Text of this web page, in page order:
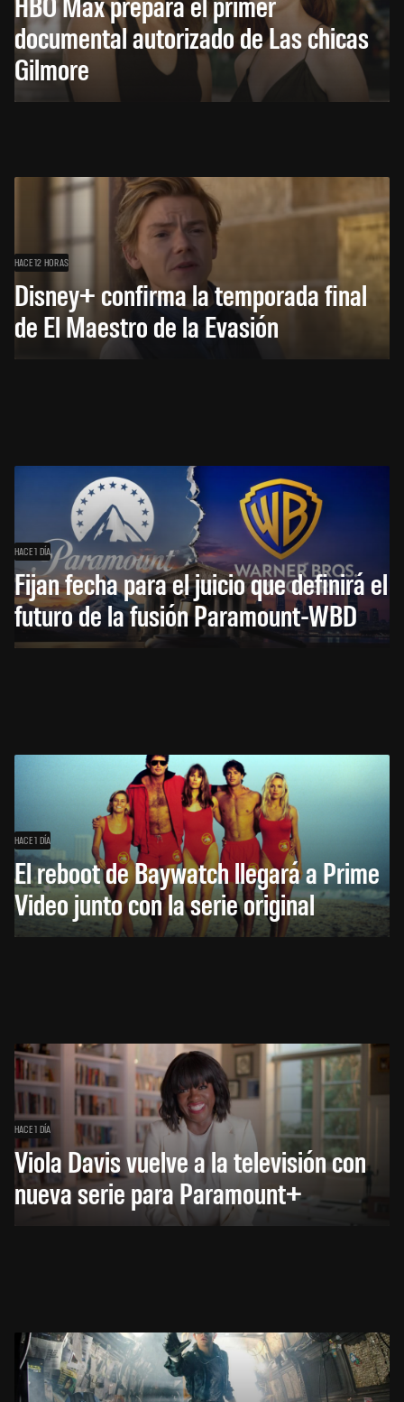
documental autorizado de Las chicas
Gilmore
HACE 12 HORAS
Disney+ confirma la temporada final
de El Maestro de la Evasión
HACE 1 DÍA
Fijan fecha para el juicio que definirá el
futuro de la fusión Paramount-WBD
HACE 1 DÍA
El reboot de Baywatch llegará a Prime
Video junto con la serie original
HACE 1 DÍA
Viola Davis vuelve a la televisión con
nueva serie para Paramount+